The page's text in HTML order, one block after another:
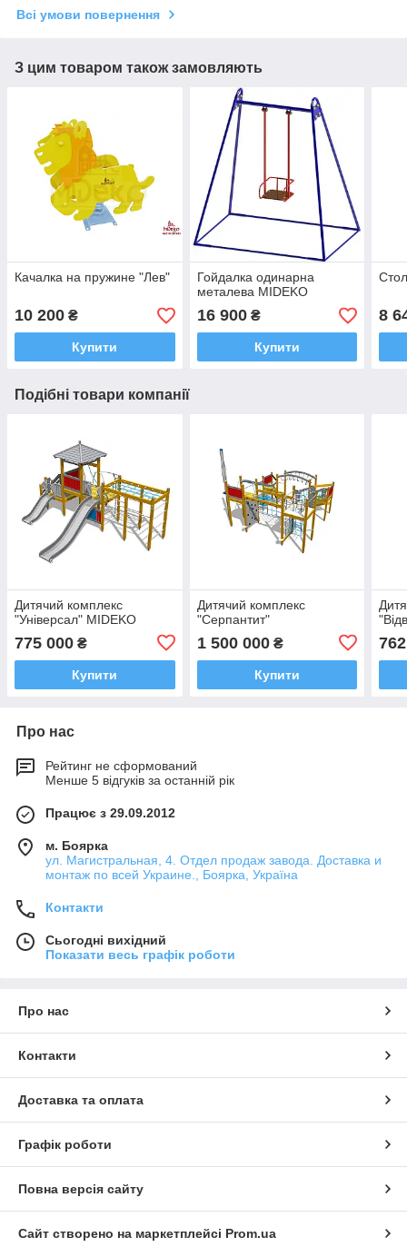
Всі умови повернення
З цим товаром також замовляють
Качалка на пружине "Лев"
10 200 ₴
Купити
Гойдалка одинарна
металева MIDEKO
16 900₴
Купити
8
Подібні товари компанії
Дитячий комплекс
"Універсал" MIDEKO
775 000 ₴
Купити
Дитячий комплекс
"Серпантит"
1 500 000₴
Купити
Про нас
Рейтинг не сформований
Менше 5 відгуків за останній рік
Працює з 29.09.2012
м. Боярка
ул. Магистральная, 4. Отдел продаж завода. Доставка и
монтаж по всей Украине., Боярка, Україна
Контакти
Сьогодні вихідний
Показати весь графік роботи
Про нас
Контакти
Доставка та оплата
Графік роботи
Повна версія сайту
Сайт створено на маркетплейсі Prom.ua